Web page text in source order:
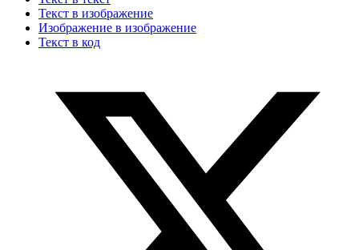
Текст в изображение
Изображение в изображение
Текст в код